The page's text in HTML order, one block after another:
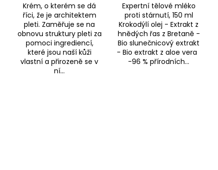
Krém, o kterém se dá
říci, že je architektem
pleti. Zaměřuje se na
obnovu struktury pleti za
pomoci ingrediencí,
které jsou naší kůži
vlastní a přirozeně se v
ní...
Expertní tělové mléko
proti stárnutí, 150 ml
Krokodýlí olej - Extrakt z
hnědých řas z Bretaně -
Bio slunečnicový extrakt
- Bio extrakt z aloe vera
-96 % přírodních...